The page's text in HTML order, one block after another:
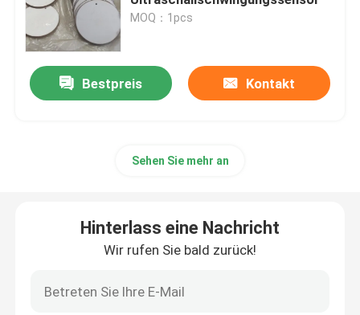
piezoelektrischer Ultraschallwandler
Versenkbare Ultrasonic Transducer
Ultraschall Reinigungsmaschine
Ultraschallzellunterbrecherscheibe
MOQ：1pcs
Bestpreis Kontakt
Sehen Sie mehr an
Hinterlass eine Nachricht
Wir rufen Sie bald zurück!